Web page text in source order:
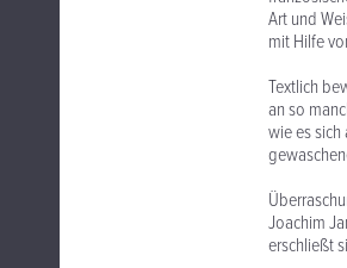
Art und
mit Hilfe
Textlich
an so
wie es
Joachim
erschließt